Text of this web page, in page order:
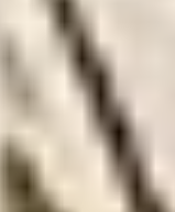
и
MHK Studio —
Альмерии,
функциональных